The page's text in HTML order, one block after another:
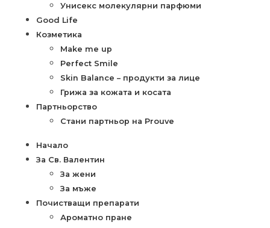
Унисекс молекулярни парфюми
Good Life
Козметика
Make me up
Perfect Smile
Skin Balance – продукти за лице
Грижа за кожата и косата
Партньорство
Стани партньор на Prouve
Начало
За Св. Валентин
За жени
За мъже
Почистващи препарати
Ароматно пране